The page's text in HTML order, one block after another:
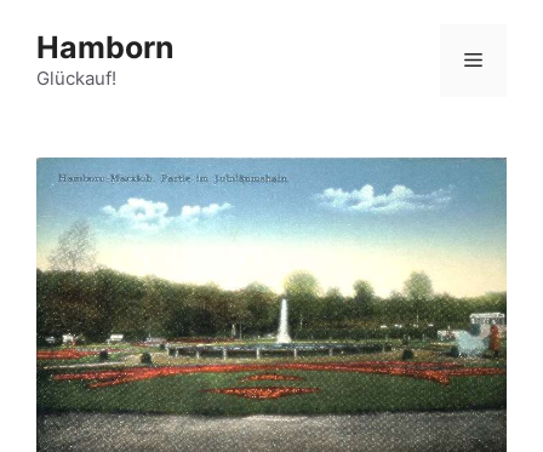
Inhalt
springen
Hamborn
Glückauf!
Menü